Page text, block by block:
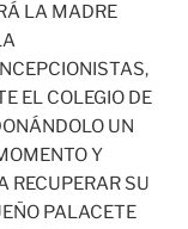
LA MADRE
EL COLEGIO DE
UN
Y
RECUPERAR SU
PALACETE